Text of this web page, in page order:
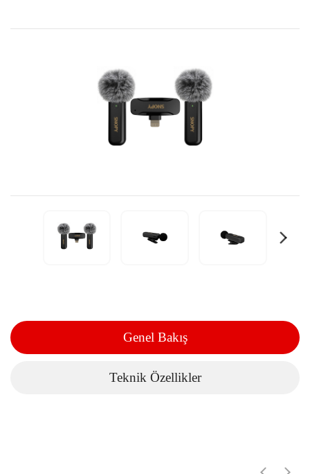
Genel Bakış
Teknik Özellikler